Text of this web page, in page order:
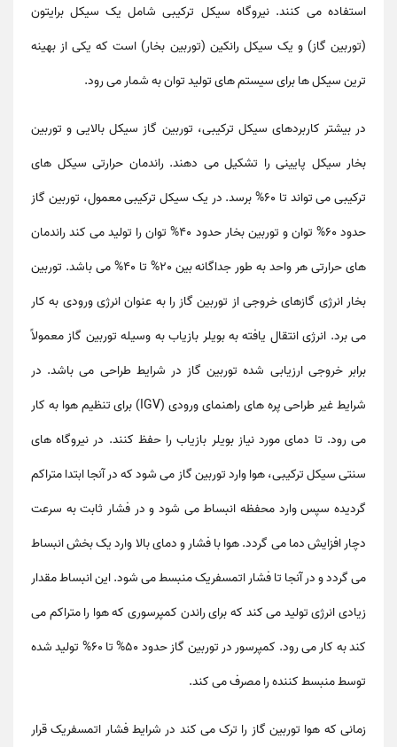
استفاده می کنند. نیروگاه سیکل ترکیبی شامل یک سیکل برایتون
(توربین گاز) و یک سیکل رانکین (توربین بخار) است که یکی از بهینه
ترین سیکل ها برای سیستم های تولید توان به شمار می رود.
در بیشتر کاربردهای سیکل ترکیبی، توربین گاز سیکل بالایی و توربین
بخار سیکل پایینی را تشکیل می دهند. راندمان حرارتی سیکل های
ترکیبی می تواند تا 60% برسد. در یک سیکل ترکیبی معمول، توربین گاز
حدود 60% توان و توربین بخار حدود 40% توان را تولید می کند راندمان
های حرارتی هر واحد به طور جداگانه بین 20% تا 40% می باشد. توربین
بخار انرژی گازهای خروجی از توربین گاز را به عنوان انرژی ورودی به کار
می برد. انرژی انتقال یافته به بویلر بازیاب به وسیله توربین گاز معمولاً
برابر خروجی ارزیابی شده توربین گاز در شرایط طراحی می باشد. در
شرایط غیر طراحی پره های راهنمای ورودی (IGV) برای تنظیم هوا به کار
می رود. تا دمای مورد نیاز بویلر بازیاب را حفظ کنند. در نیروگاه های
سنتی سیکل ترکیبی، هوا وارد توربین گاز می شود که در آنجا ابتدا متراکم
گردیده سپس وارد محفظه انبساط می شود و در فشار ثابت به سرعت
دچار افزایش دما می گردد. هوا با فشار و دمای بالا وارد یک بخش انبساط
می گردد و در آنجا تا فشار اتمسفریک منبسط می شود. این انبساط مقدار
زیادی انرژی تولید می کند که برای راندن کمپرسوری که هوا را متراکم می
کند به کار می رود. کمپرسور در توربین گاز حدود 50% تا 60% تولید شده
توسط منبسط کننده را مصرف می کند.
زمانی که هوا توربین گاز را ترک می کند در شرایط فشار اتمسفریک قرار